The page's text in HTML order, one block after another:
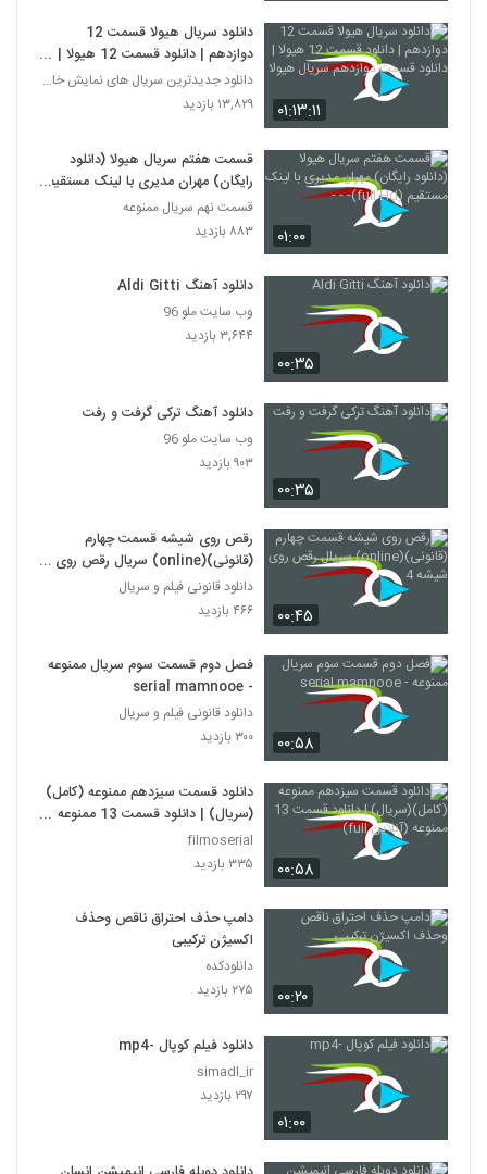
۰۱:۱۳:۱۱
دانلود سریال هیولا قسمت 12
دوازدهم | دانلود قسمت 12 هیولا |
دانلود قسمت دوازدهم سریال هیولا دانلود جدیدترین سریال های نمایش خانگی
۱۳,۸۲۹ بازدید
۰۱:۰۰
قسمت هفتم سریال هیولا (دانلود
رایگان) مهران مدیری با لینک مستقیم
(full Hd)- - -
قسمت نهم سریال ممنوعه
۸۸۳ بازدید
۰۰:۳۵
دانلود آهنگ Aldi Gitti
وب سایت ملو 96
۳,۶۴۴ بازدید
۰۰:۳۵
دانلود آهنگ ترکی گرفت و رفت
وب سایت ملو 96
۹۰۳ بازدید
۰۰:۴۵
رقص روی شیشه قسمت چهارم
(قانونی)(online) سریال رقص روی
شیشه 4
دانلود قانونی فیلم و سریال
۴۶۶ بازدید
۰۰:۵۸
فصل دوم قسمت سوم سریال ممنوعه
- serial mamnooe
دانلود قانونی فیلم و سریال
۳۰۰ بازدید
۰۰:۵۸
دانلود قسمت سیزدهم ممنوعه (کامل)
(سریال) | دانلود قسمت 13 ممنوعه
(آنلاین full)
filmoserial
۳۳۵ بازدید
۰۰:۲۰
دامپ حذف احتراق ناقص وحذف
اکسیژن ترکیبی
دانلودکده
۲۷۵ بازدید
۰۱:۰۰
دانلود فیلم کوپال -mp4
simadl_ir
۲۹۷ بازدید